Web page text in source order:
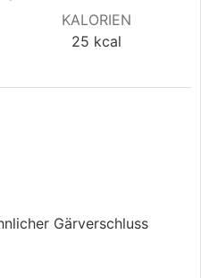
KALORIEN
25 kcal
Gärverschluss